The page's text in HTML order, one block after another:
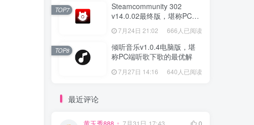
Steamcommunity 302
v14.0.02最终版，堪称PC玩
家必备的网络工具箱
7月24日 21:02 666人已阅读
TOP7
倾听音乐v1.0.4电脑版，堪
称PC端听歌下歌的最优解
7月27日 14:16 640人已阅读
TOP8
最近评论